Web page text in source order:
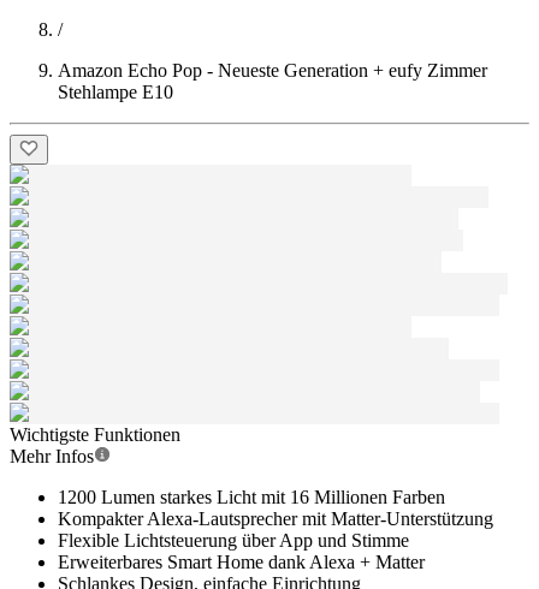
/
Amazon Echo Pop - Neueste Generation + eufy Zimmer
Stehlampe E10
Wichtigste Funktionen
Mehr Infos
1200 Lumen starkes Licht mit 16 Millionen Farben
Kompakter Alexa-Lautsprecher mit Matter-Unterstützung
Flexible Lichtsteuerung über App und Stimme
Erweiterbares Smart Home dank Alexa + Matter
Schlankes Design, einfache Einrichtung